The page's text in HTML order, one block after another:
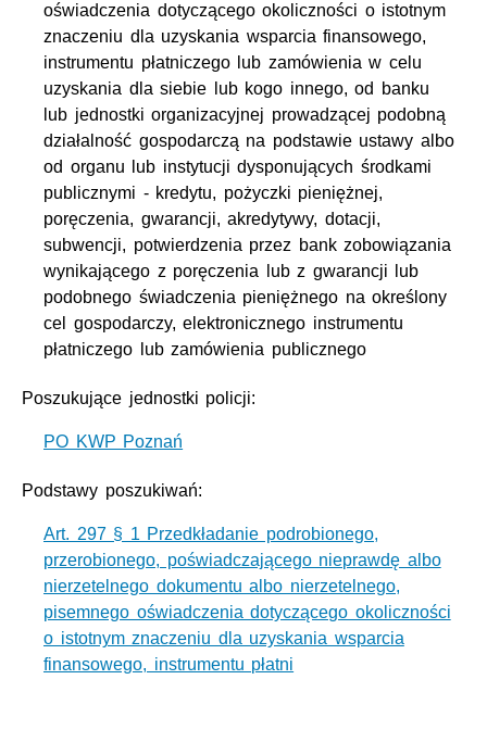
oświadczenia dotyczącego okoliczności o istotnym
znaczeniu dla uzyskania wsparcia finansowego,
instrumentu płatniczego lub zamówienia w celu
uzyskania dla siebie lub kogo innego, od banku
lub jednostki organizacyjnej prowadzącej podobną
działalność gospodarczą na podstawie ustawy albo
od organu lub instytucji dysponujących środkami
publicznymi - kredytu, pożyczki pieniężnej,
poręczenia, gwarancji, akredytywy, dotacji,
subwencji, potwierdzenia przez bank zobowiązania
wynikającego z poręczenia lub z gwarancji lub
podobnego świadczenia pieniężnego na określony
cel gospodarczy, elektronicznego instrumentu
płatniczego lub zamówienia publicznego
Poszukujące jednostki policji:
PO KWP Poznań
Podstawy poszukiwań:
Art. 297 § 1 Przedkładanie podrobionego,
przerobionego, poświadczającego nieprawdę albo
nierzetelnego dokumentu albo nierzetelnego,
pisemnego oświadczenia dotyczącego okoliczności
o istotnym znaczeniu dla uzyskania wsparcia
finansowego, instrumentu płatni